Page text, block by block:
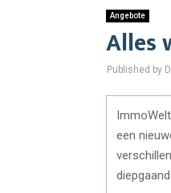
Angebote
Alles
Published by
een